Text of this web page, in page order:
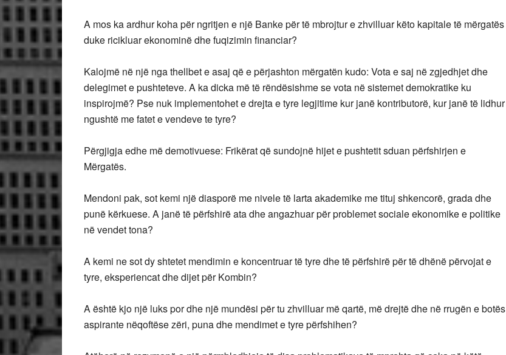
A mos ka ardhur koha për ngritjen e një Banke për të mbrojtur e zhvilluar këto kapitale të mërgatës
duke ricikluar ekonominë dhe fuqizimin financiar?
Kalojmë në një nga thellbet e asaj që e përjashton mërgatën kudo: Vota e saj në zgjedhjet dhe
delegimet e pushteteve. A ka dicka më të rëndësishme se vota në sistemet demokratike ku
inspirojmë? Pse nuk implementohet e drejta e tyre legjitime kur janë kontributorë, kur janë të lidhur
ngushtë me fatet e vendeve te tyre?
Përgjigja edhe më demotivuese: Frikërat që sundojnë hijet e pushtetit sduan përfshirjen e
Mërgatës.
Mendoni pak, sot kemi një diasporë me nivele të larta akademike me tituj shkencorë, grada dhe
punë kërkuese. A janë të përfshirë ata dhe angazhuar për problemet sociale ekonomike e politike
në vendet tona?
A kemi ne sot dy shtetet mendimin e koncentruar të tyre dhe të përfshirë për të dhënë përvojat e
tyre, eksperiencat dhe dijet për Kombin?
A është kjo një luks por dhe një mundësi për tu zhvilluar më qartë, më drejtë dhe në rrugën e botës
aspirante nëqoftëse zëri, puna dhe mendimet e tyre përfshihen?